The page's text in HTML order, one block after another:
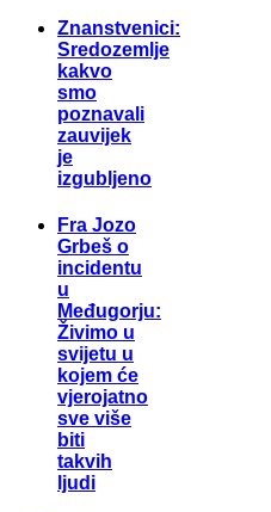
Znanstvenici:
Sredozemlje
kakvo
smo
poznavali
zauvijek
je
izgubljeno
Fra Jozo
Grbeš o
incidentu
u
Međugorju:
Živimo u
svijetu u
kojem će
vjerojatno
sve više
biti
takvih
ljudi